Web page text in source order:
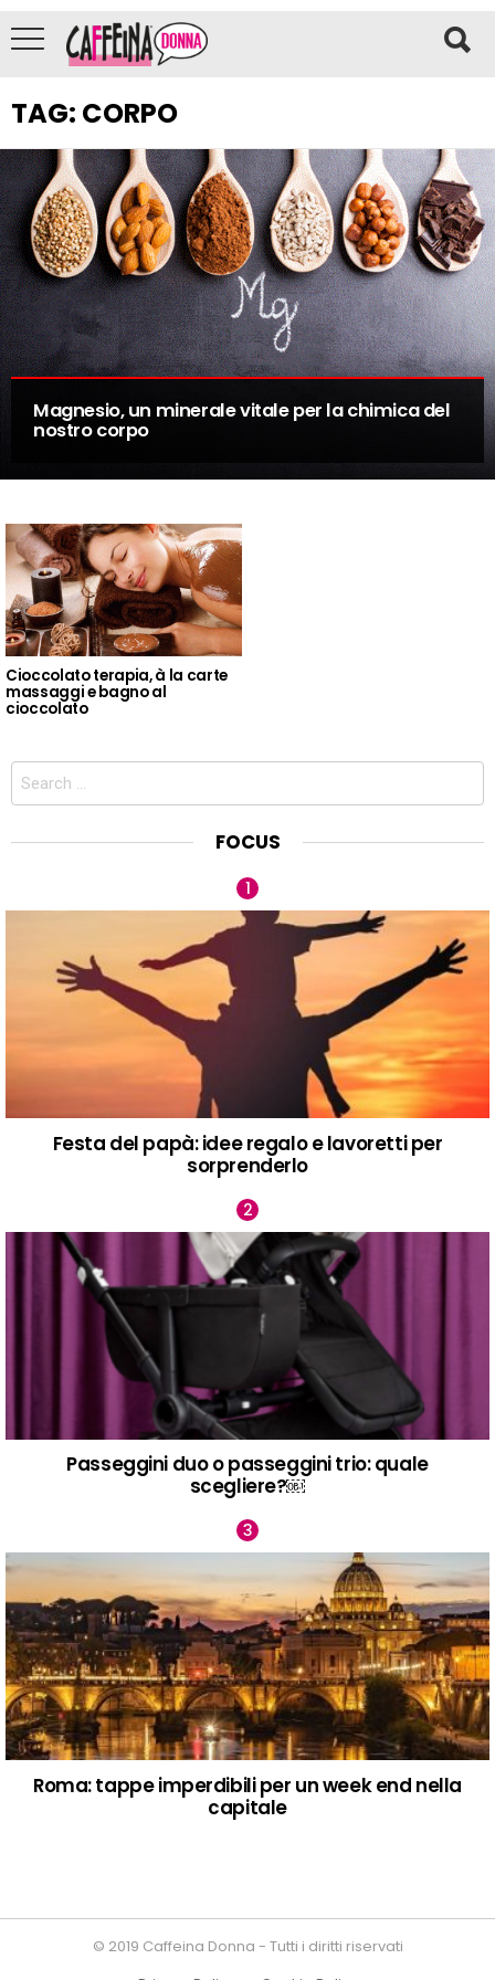
TAG: CORPO
Magnesio, un minerale vitale per la chimica del
nostro corpo
Cioccolato terapia, à la carte
massaggi e bagno al
cioccolato
Search
FOCUS
Festa del papà: idee regalo e lavoretti per
sorprenderlo
Passeggini duo o passeggini trio: quale
scegliere?￼
Roma: tappe imperdibili per un week end nella
capitale
© 2019 Caffeina Donna - Tutti i diritti riservati